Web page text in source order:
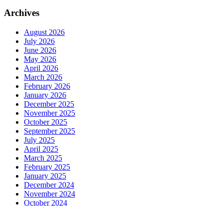
Archives
August 2026
July 2026
June 2026
May 2026
April 2026
March 2026
February 2026
January 2026
December 2025
November 2025
October 2025
September 2025
July 2025
April 2025
March 2025
February 2025
January 2025
December 2024
November 2024
October 2024